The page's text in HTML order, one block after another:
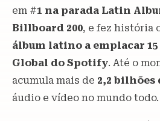
em #1 na parada Latin
Billboard 200, e fez história
álbum latino a emplacar 15
Global do Spotify. Até o
acumula mais de 2,2 bilhões
áudio e vídeo no mundo todo.